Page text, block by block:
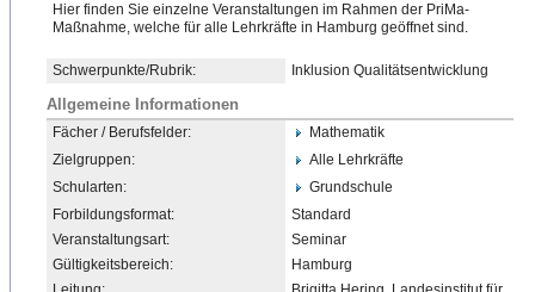
Hier finden Sie einzelne Veranstaltungen im Rahmen der PriMa-
Maßnahme, welche für alle Lehrkräfte in Hamburg geöffnet sind.
Schwerpunkte/Rubrik: Inklusion Qualitätsentwicklung
Allgemeine Informationen
Fächer / Berufsfelder:
Mathematik
Zielgruppen:
Alle Lehrkräfte
Schularten:
Grundschule
Forbildungsformat:
Standard
Veranstaltungsart:
Seminar
Gültigkeitsbereich:
Hamburg